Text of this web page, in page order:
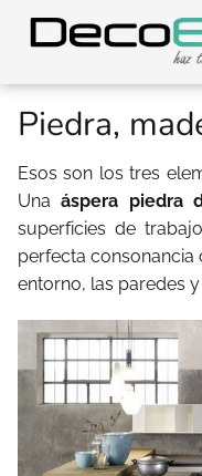
Piedra,
Esos son los tres
Unaáspera piedra
superficies de
perfecta consonancia
entorno, las paredes